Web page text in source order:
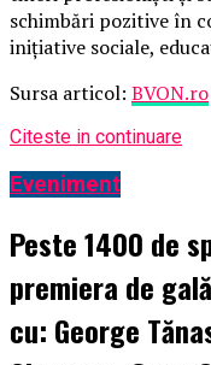
schimbări pozitive în
inițiative sociale,
Sursa articol: BVON.ro
Citeste in continuare
Eveniment
Peste 1400 de
premiera de
cu: George